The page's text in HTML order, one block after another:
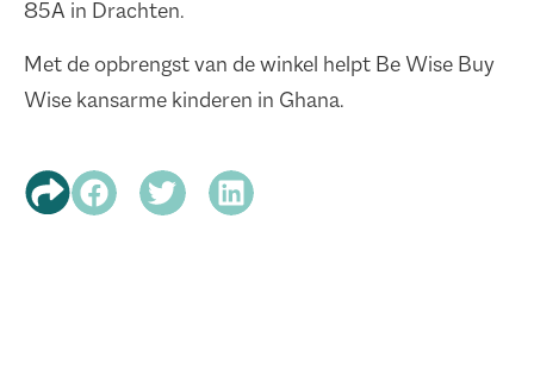
85A in Drachten.
Met de opbrengst van de winkel helpt Be Wise Buy
Wise kansarme kinderen in Ghana.